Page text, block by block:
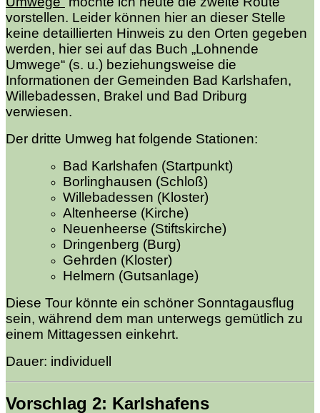
vorstellen. Leider können hier an dieser Stelle
keine detaillierten Hinweis zu den Orten gegeben
werden, hier sei auf das Buch „Lohnende
Umwege“ (s. u.) beziehungsweise die
Informationen der Gemeinden Bad Karlshafen,
Willebadessen, Brakel und Bad Driburg
verwiesen.
Der dritte Umweg hat folgende Stationen:
Bad Karlshafen (Startpunkt)
Borlinghausen (Schloß)
Willebadessen (Kloster)
Altenheerse (Kirche)
Neuenheerse (Stiftskirche)
Dringenberg (Burg)
Gehrden (Kloster)
Helmern (Gutsanlage)
Diese Tour könnte ein schöner Sonntagausflug
sein, während dem man unterwegs gemütlich zu
einem Mittagessen einkehrt.
Dauer: individuell
Vorschlag 2: Karlshafens